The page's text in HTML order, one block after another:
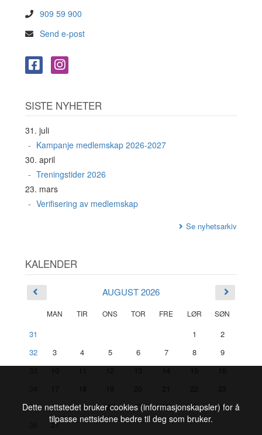
909 59 900
Send e-post
SISTE NYHETER
31. juli
Kampanje medlemskap 2026-2027
30. april
Treningstider 2026
23. mars
Verifisering av medlemskap
Se nyhetsarkiv
KALENDER
AUGUST 2026
MAN TIR ONS TOR FRE LØR SØN
31 1
2
32
3 4 5 6 7 8
9
35
24 25 26 27 28 29
30
31
Dette nettstedet bruker cookies (informasjonskapsler) for å
tilpasse nettsidene bedre til deg som bruker.